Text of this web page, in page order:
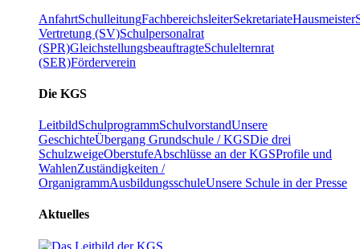
AnfahrtSchulleitungFachbereichsleiterSekretariateHausmeister
Vertretung (SV)Schulpersonalrat
(SPR)GleichstellungsbeauftragteSchulelternrat
(SER)Förderverein
Die KGS
LeitbildSchulprogrammSchulvorstandUnsere
GeschichteÜbergang Grundschule / KGSDie drei
SchulzweigeOberstufeAbschlüsse an der KGSProfile und
WahlenZuständigkeiten /
OrganigrammAusbildungsschuleUnsere Schule in der Presse
Aktuelles